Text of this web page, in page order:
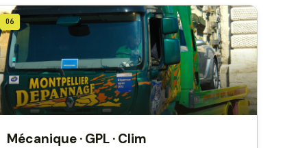
06
Mécanique · GPL · Clim